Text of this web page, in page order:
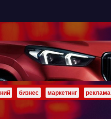
бизнес маркетинг реклама